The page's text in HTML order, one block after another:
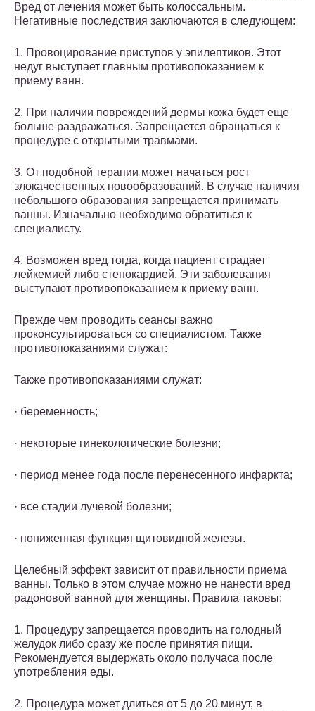
Вред от лечения может быть колоссальным.
Негативные последствия заключаются в следующем:
1. Провоцирование приступов у эпилептиков. Этот
недуг выступает главным противопоказанием к
приему ванн.
2. При наличии повреждений дермы кожа будет еще
больше раздражаться. Запрещается обращаться к
процедуре с открытыми травмами.
3. От подобной терапии может начаться рост
злокачественных новообразований. В случае наличия
небольшого образования запрещается принимать
ванны. Изначально необходимо обратиться к
специалисту.
4. Возможен вред тогда, когда пациент страдает
лейкемией либо стенокардией. Эти заболевания
выступают противопоказанием к приему ванн.
Прежде чем проводить сеансы важно
проконсультироваться со специалистом. Также
противопоказаниями служат:
Также противопоказаниями служат:
· беременность;
· некоторые гинекологические болезни;
· период менее года после перенесенного инфаркта;
· все стадии лучевой болезни;
· пониженная функция щитовидной железы.
Целебный эффект зависит от правильности приема
ванны. Только в этом случае можно не нанести вред
радоновой ванной для женщины. Правила таковы:
1. Процедуру запрещается проводить на голодный
желудок либо сразу же после принятия пищи.
Рекомендуется выдержать около получаса после
употребления еды.
2. Процедура может длиться от 5 до 20 минут, в